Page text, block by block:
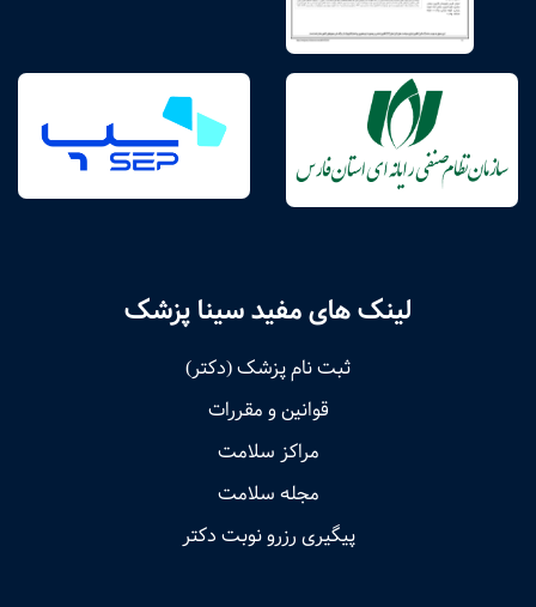
لینک های مفید سینا پزشک
ثبت نام پزشک (دکتر)
قوانین و مقررات
مراکز سلامت
مجله سلامت
پیگیری رزرو نوبت دکتر